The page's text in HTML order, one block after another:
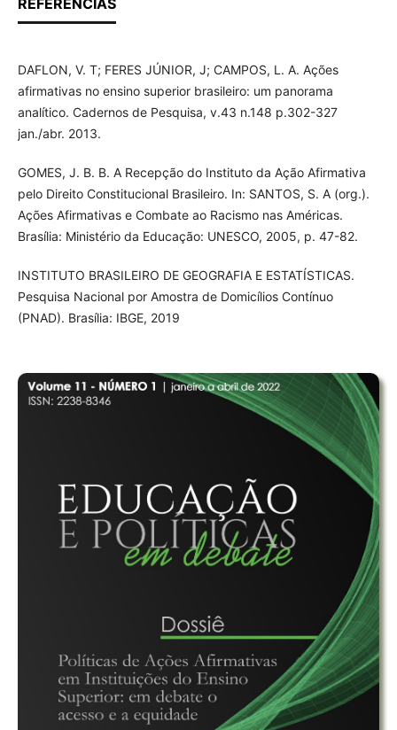
REFERÊNCIAS
DAFLON, V. T; FERES JÚNIOR, J; CAMPOS, L. A. Ações
afirmativas no ensino superior brasileiro: um panorama
analítico. Cadernos de Pesquisa, v.43 n.148 p.302-327
jan./abr. 2013.
GOMES, J. B. B. A Recepção do Instituto da Ação Afirmativa
pelo Direito Constitucional Brasileiro. In: SANTOS, S. A (org.).
Ações Afirmativas e Combate ao Racismo nas Américas.
Brasília: Ministério da Educação: UNESCO, 2005, p. 47-82.
INSTITUTO BRASILEIRO DE GEOGRAFIA E ESTATÍSTICAS.
Pesquisa Nacional por Amostra de Domicílios Contínuo
(PNAD). Brasília: IBGE, 2019